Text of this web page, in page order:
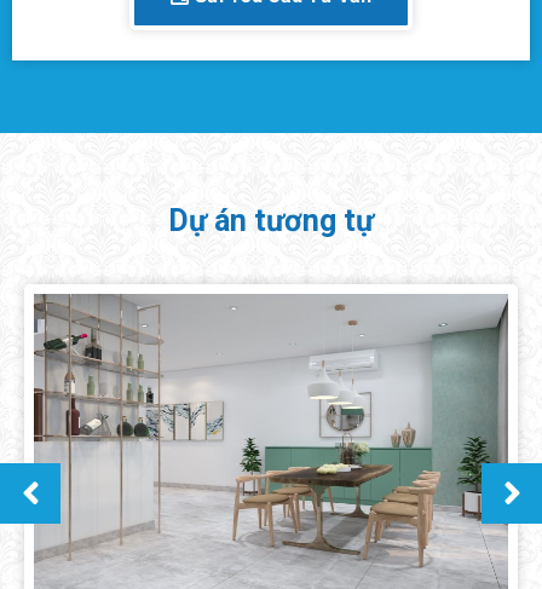
Dự án tương tự